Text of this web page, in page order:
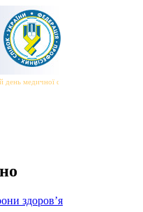
день медичної сестри та медичного брата
здоров’я